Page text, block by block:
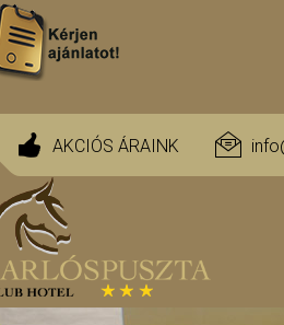
AKCIÓS ÁRAINK